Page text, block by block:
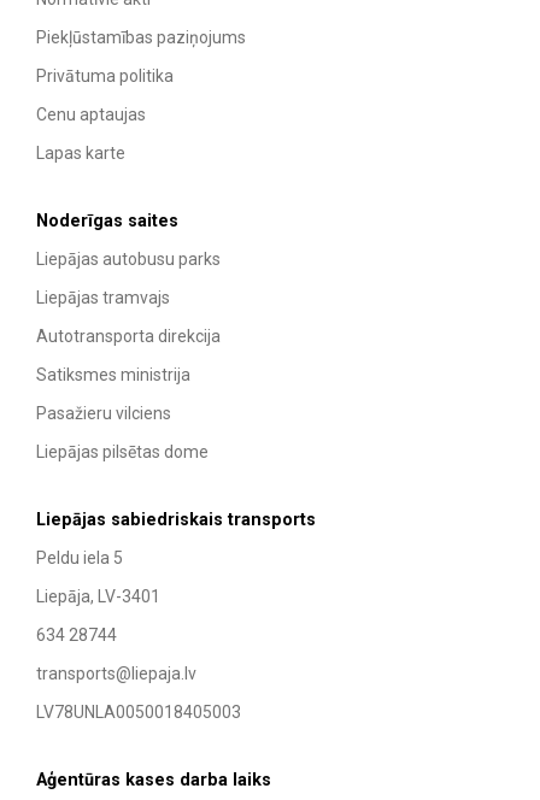
Piekļūstamības paziņojums
Privātuma politika
Cenu aptaujas
Lapas karte
Noderīgas saites
Liepājas autobusu parks
Liepājas tramvajs
Autotransporta direkcija
Satiksmes ministrija
Pasažieru vilciens
Liepājas pilsētas dome
Liepājas sabiedriskais transports
Peldu iela 5
Liepāja, LV-3401
634 28744
transports@liepaja.lv
LV78UNLA0050018405003
Aģentūras kases darba laiks